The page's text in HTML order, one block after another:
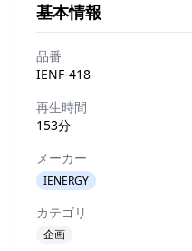
基本情報
品番
IENF-418
再生時間
153分
メーカー
IENERGY
カテゴリ
企画